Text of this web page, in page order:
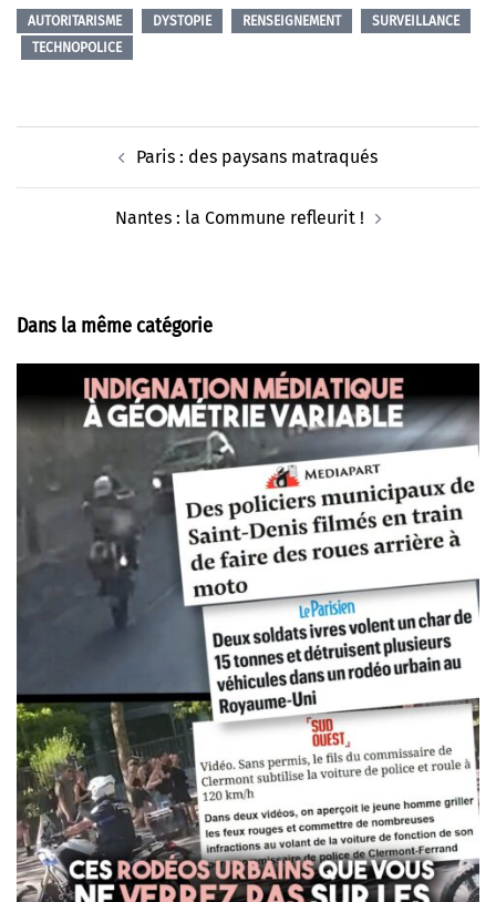
AUTORITARISME DYSTOPIE RENSEIGNEMENT
SURVEILLANCE
TECHNOPOLICE
Paris : des paysans matraqués
Nantes : la Commune refleurit !
Dans la même catégorie